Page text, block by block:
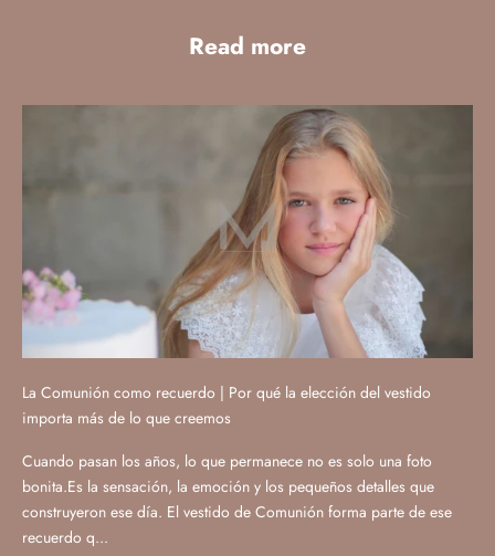
Read more
La Comunión como recuerdo | Por qué la elección del vestido
importa más de lo que creemos
Cuando pasan los años, lo que permanece no es solo una foto
bonita.Es la sensación, la emoción y los pequeños detalles que
construyeron ese día. El vestido de Comunión forma parte de ese
recuerdo q...